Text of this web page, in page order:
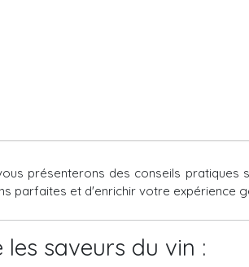
présenterons des conseils
parfaites et d'enrichir votre expérience
les saveurs du vin :